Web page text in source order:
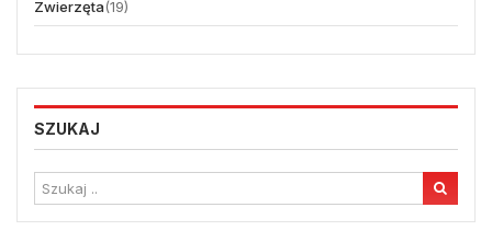
Zwierzęta(19)
SZUKAJ